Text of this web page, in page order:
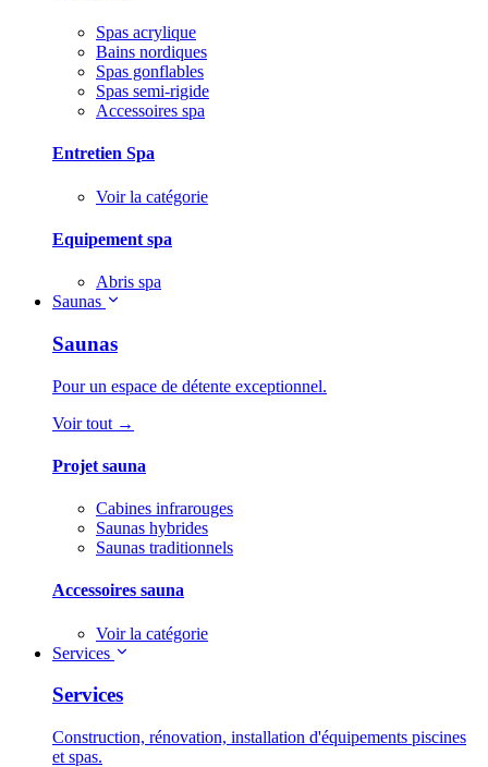
Spas acrylique
Bains nordiques
Spas gonflables
Spas semi-rigide
Accessoires spa
Entretien Spa
Voir la catégorie
Equipement spa
Abris spa
Saunas
Saunas
Pour un espace de détente exceptionnel.
Voir tout →
Projet sauna
Cabines infrarouges
Saunas hybrides
Saunas traditionnels
Accessoires sauna
Voir la catégorie
Services
Services
Construction, rénovation, installation d'équipements piscines
et spas.